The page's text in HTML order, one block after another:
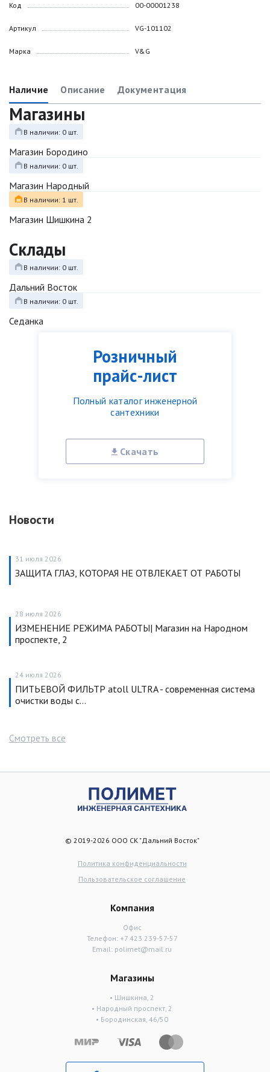
Розничный
прайс-лист
Полный каталог инженерной
сантехники
Скачать
Новости
31 июля 2026
ЗАЩИТА ГЛАЗ, КОТОРАЯ НЕ ОТВЛЕКАЕТ ОТ РАБОТЫ
28 июля 2026
ИЗМЕНЕНИЕ РЕЖИМА РАБОТЫ| Магазин на Народном
проспекте, 2
24 июля 2026
ПИТЬЕВОЙ ФИЛЬТР atoll ULTRA - современная система
очистки воды с…
Смотреть все
Код
Артикул
Марка
00-00001238
VG-101102
V&G
Наличие Описание Документация
Магазины
В наличии: 0 шт.
Магазин Бородино
В наличии: 0 шт.
Магазин Народный
В наличии: 1 шт.
Магазин Шишкина 2
Склады
В наличии: 0 шт.
Дальний Восток
В наличии: 0 шт.
Седанка
© 2019-2026 ООО СК "Дальний Восток"
Политика конфиденциальности
Пользовательское соглашение
Компания
Офис
Телефон: +7 423 239-57-57
Email: polimet@mail.ru
Магазины
• Шишкина, 2
• Народный проспект, 2
• Бородинская, 46/50